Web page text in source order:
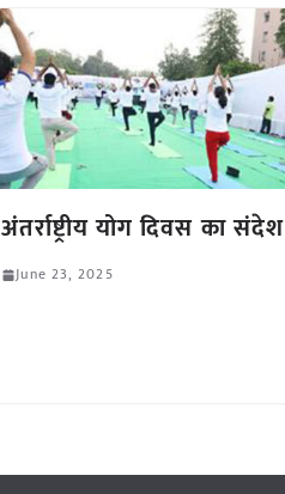
अंतर्राष्ट्रीय योग दिवस का संदेश
June 23, 2025